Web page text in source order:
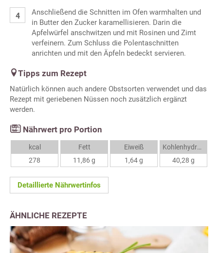
Anschließend die Schnitten im Ofen warmhalten und
in Butter den Zucker karamellisieren. Darin die
Apfelwürfel anschwitzen und mit Rosinen und Zimt
verfeinern. Zum Schluss die Polentaschnitten
anrichten und mit den Äpfeln bedeckt servieren.
Tipps zum Rezept
Natürlich können auch andere Obstsorten verwendet und das
Rezept mit geriebenen Nüssen noch zusätzlich ergänzt
werden.
Nährwert pro Portion
kcal
278
Fett
11,86 g
Eiweiß
1,64 g
Kohlenhydrate
40,28 g
Detaillierte Nährwertinfos
ÄHNLICHE REZEPTE